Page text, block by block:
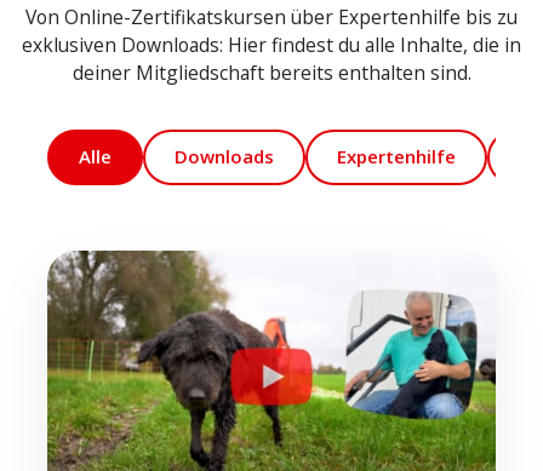
Von Online-Zertifikatskursen über Expertenhilfe bis zu
exklusiven Downloads: Hier findest du alle Inhalte, die in
deiner Mitgliedschaft bereits enthalten sind.
Alle Downloads Expertenhilfe